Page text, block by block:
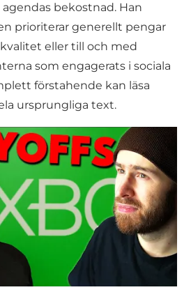
bekostnad. Han
prioriterar generellt pengar
eller till och med
som engagerats i sociala
förstahende kan läsa
ursprungliga text.